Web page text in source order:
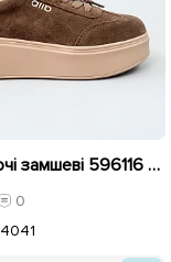
Кеди жіночі замшеві 596116 Бежеві
0
4041